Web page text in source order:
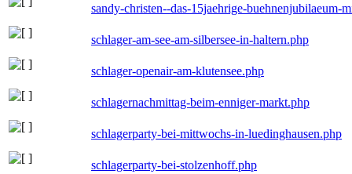
sandy-christen--das-15jaehrige-buehnenjubilaeum-
schlager-am-see-am-silbersee-in-haltern.php
schlager-openair-am-klutensee.php
schlagernachmittag-beim-enniger-markt.php
schlagerparty-bei-mittwochs-in-luedinghausen.php
schlagerparty-bei-stolzenhoff.php